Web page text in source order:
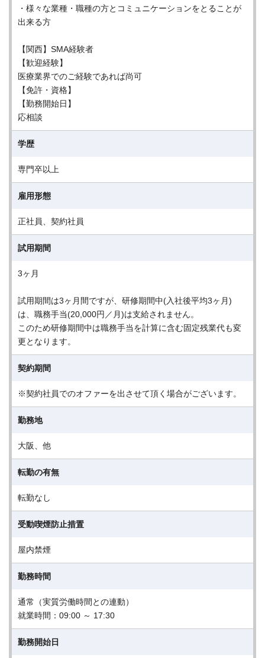
・様々な業種・職種の方とコミュニケーションをとることが
出来る方
【関西】SMA経験者
【歓迎経験】
医療業界でのご経験であれば尚可
【免許・資格】
【勤務開始日】
応相談
学歴
専門卒以上
雇用形態
正社員、契約社員
試用期間
3ヶ月
試用期間は3ヶ月間ですが、研修期間中(入社後平均3ヶ月)
は、職務手当(20,000円／月)は支給されません。
このため研修期間中は職務手当を計算に含む固定残業代も変
更となります。
契約期間
※契約社員でのオファーを出させて頂く場合がございます。
勤務地
大阪、他
転勤の有無
転勤なし
受動喫煙防止措置
屋内禁煙
勤務時間
通常（実質労働時間との連動）
就業時間：09:00 ～ 17:30
勤務開始日